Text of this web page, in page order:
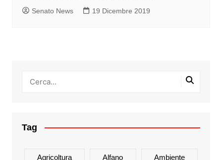
Senato News 19 Dicembre 2019
Tag
Agricoltura Alfano Ambiente